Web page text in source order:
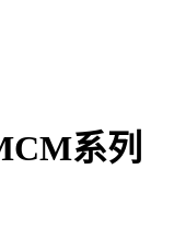
系列